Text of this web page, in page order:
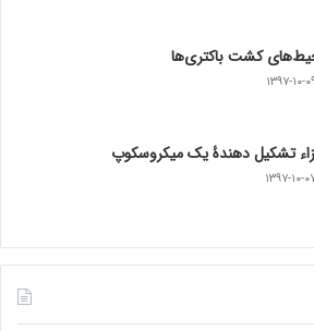
کشت باکتری‌ها
۱۰-۰۹
تشکیل دهندۀ یک میکروسکوپ
۱۰-۰۷